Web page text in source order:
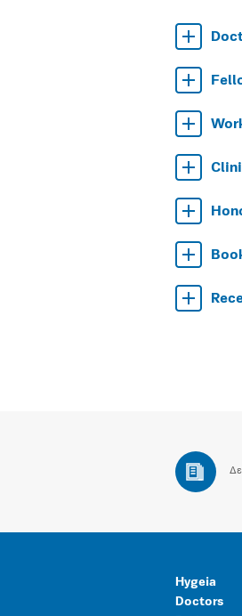
Hygeia
Doctors